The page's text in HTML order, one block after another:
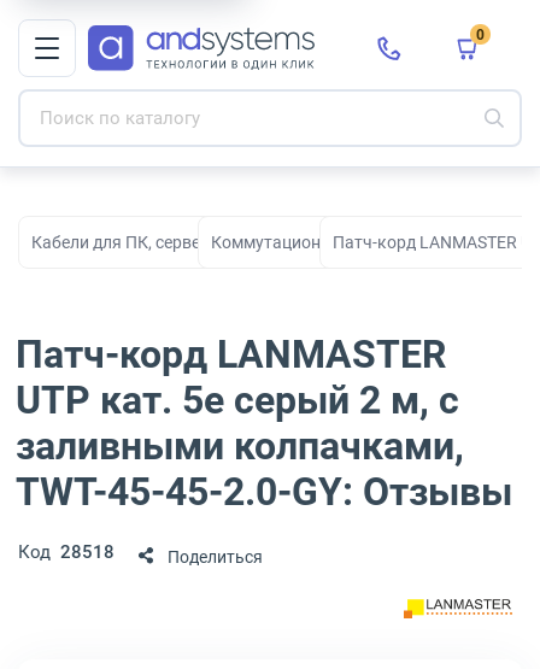
0
Кабели для ПК, серверов, сети, СКС и электропитания
Коммутационные кабелиПатч-корд LANMASTER
Патч-корд LANMASTER
UTP кат. 5e серый 2 м, с
заливными колпачками,
TWT-45-45-2.0-GY: Отзывы
Код 28518 Поделиться